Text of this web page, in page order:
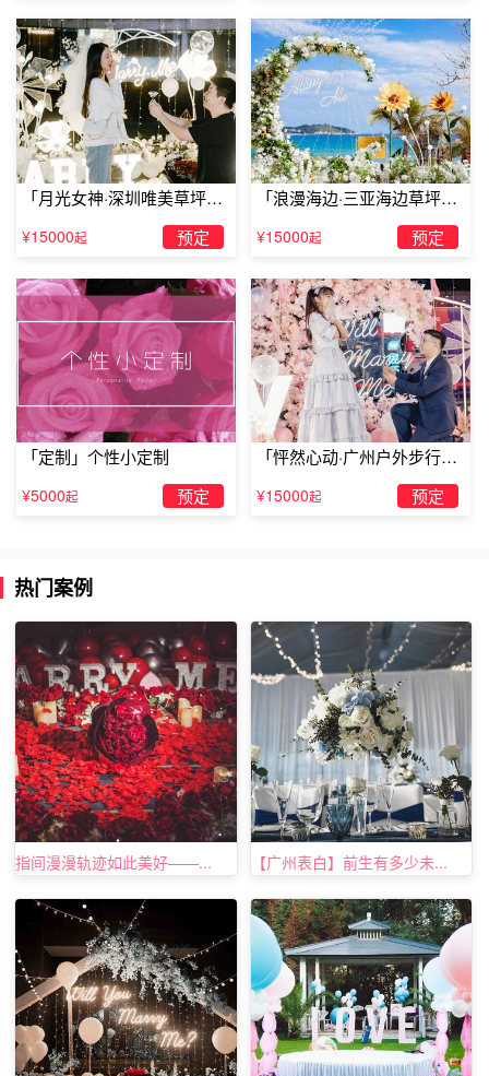
表白示爱短信大全
5.自从认识了你,疲累、辛苦、紧张、压抑，都远离了我。换
来的是对你深深的思念，换来的是对你绵绵的爱恋，还有还
有，甜甜的寝食不安、美美的坐卧不宁。
6.玫瑰，你的;巧克力，你的;钻戒，你的;你，我的。
7.如果爱你是错，我不愿对;如果对就是等于离开你，我情愿
错一辈子。
「月光女神·深圳唯美草坪浪
¥15000起 预定
「浪漫海边·三亚海边草坪浪
¥15000起 预定
「定制」个性小定制
¥5000起 预定
「怦然心动·广州户外步行街
求婚」
¥15000起 预定
热门案例
指间漫漫轨迹如此美好——... 【广州表白】前生有多少未...